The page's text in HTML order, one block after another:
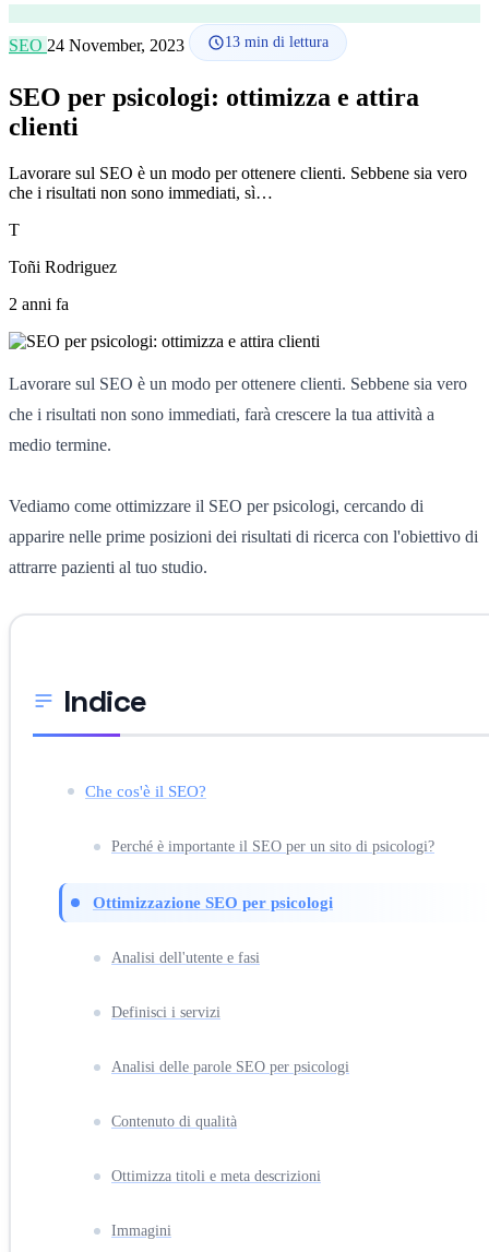
SEO 24 November, 2023 13 min di lettura
SEO per psicologi: ottimizza e attira
clienti
Lavorare sul SEO è un modo per ottenere clienti. Sebbene sia vero
che i risultati non sono immediati, sì…
T
Toñi Rodriguez
2 anni fa
Lavorare sul SEO è un modo per ottenere clienti. Sebbene sia vero
che i risultati non sono immediati, farà crescere la tua attività a
medio termine.
Vediamo come ottimizzare il SEO per psicologi, cercando di
apparire nelle prime posizioni dei risultati di ricerca con l'obiettivo di
attrarre pazienti al tuo studio.
Indice
Che cos'è il SEO?
Perché è importante il SEO per un sito di psicologi?
Ottimizzazione SEO per psicologi
Analisi dell'utente e fasi
Definisci i servizi
Analisi delle parole SEO per psicologi
Contenuto di qualità
Ottimizza titoli e meta descrizioni
Immagini